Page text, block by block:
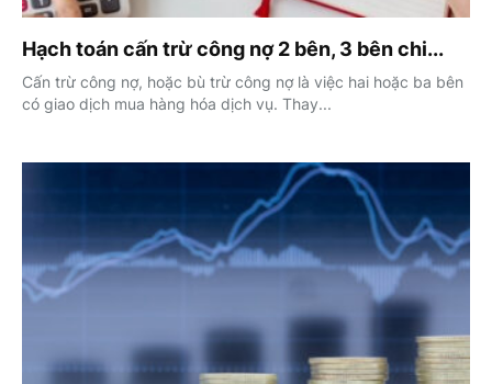
Hạch toán cấn trừ công nợ 2 bên, 3 bên chi...
Cấn trừ công nợ, hoặc bù trừ công nợ là việc hai hoặc ba bên
có giao dịch mua hàng hóa dịch vụ. Thay...